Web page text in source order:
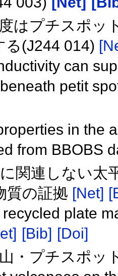
はプチスポッ
る(J244 014)
can
petit
in the
from BBOBS
関連しない太
質の証拠 [Net]
plate
[Bib] [Doi]
・プチスポッ